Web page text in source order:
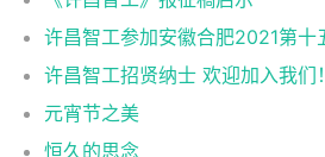
许昌智工招贤纳士 欢迎加入我们！
元宵节之美
恒久的思念